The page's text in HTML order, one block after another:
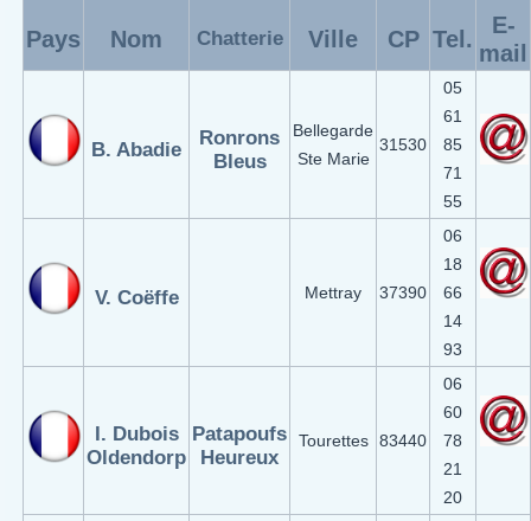
Pays Nom Chatterie Ville CP Tel.
E-
mail
B. Abadie
Ronrons
Bleus
Bellegarde
Ste Marie
31530
05
61
85
71
55
V. Coëffe Mettray 37390
06
18
66
14
93
I. Dubois
Oldendorp
Patapoufs
Heureux
Tourettes 83440
06
60
78
21
20